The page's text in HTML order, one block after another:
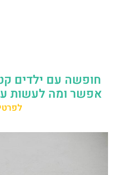
חופשה עם ילדים
אפשר ומה לעשות